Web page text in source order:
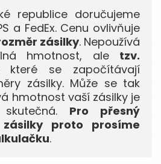
republice doručujeme
a FedEx. Cenu ovlivňuje
zásilky. Nepoužívá
hmotnost, ale tzv.
se započítávají
zásilky. Může se tak
hmotnost vaší zásilky je
Pro přesný
proto prosíme
.